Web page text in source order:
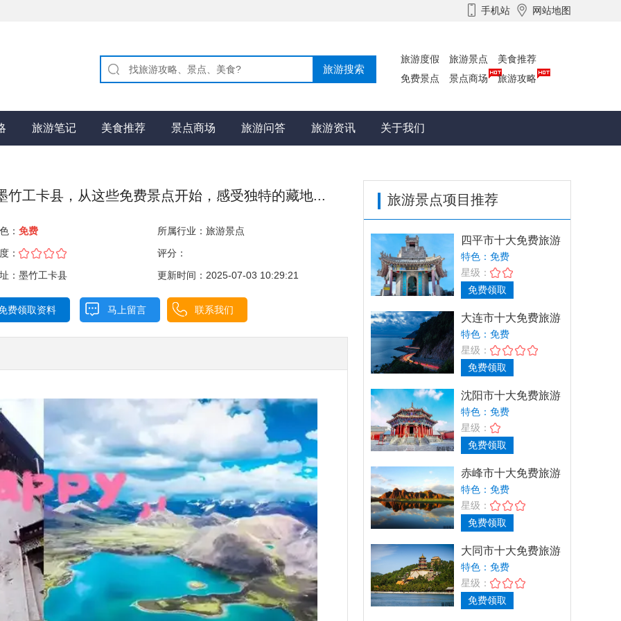
手机站 网站地图
旅游度假 旅游景点
美食推荐
免费景点
景点商场 旅游攻略
旅游笔记 美食推荐 景点商场 旅游问答 旅游资讯 关于我们
竹工卡县，从这些免费景点开始，感受独特的藏地...
： 免费 所属行业： 旅游景点
：
评分：
：墨竹工卡县
更新时间：2025-07-03 10:29:21
费领取资料 马上留言 联系我们
旅游景点项目推荐
四平市十大免费旅游
景点推荐，畅游英雄
城，
特色：免费
星级：
免费领取
大连市十大免费旅游
景点推荐，畅游滨
城，免
特色：免费
星级：
免费领取
沈阳市十大免费旅游
景点推荐，畅游盛
京，免
特色：免费
星级：
免费领取
赤峰市十大免费旅游
景点推荐，畅游草
原，免
特色：免费
星级：
免费领取
大同市十大免费旅游
景点推荐_畅游古都
免费
特色：免费
星级：
免费领取